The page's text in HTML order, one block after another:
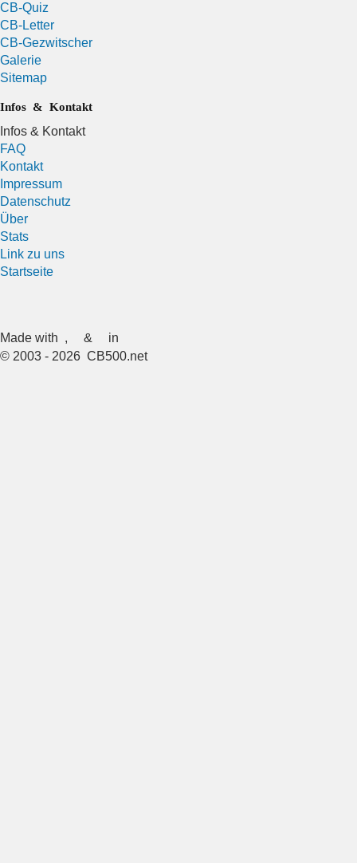
CB-Quiz
CB-Letter
CB-Gezwitscher
Galerie
Sitemap
Infos & Kontakt
Infos & Kontakt
FAQ
Kontakt
Impressum
Datenschutz
Über
Stats
Link zu uns
Startseite
Made with , &
in
© 2003 - 2026 CB500.net